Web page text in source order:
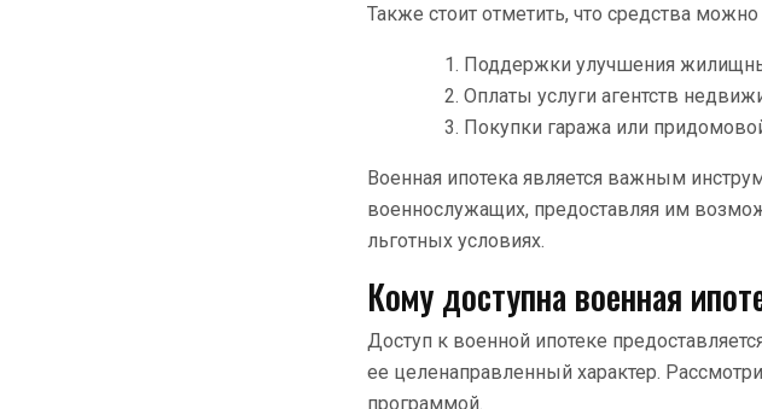
Также стоит отметить, что средства
Поддержки улучшения
Оплаты услуги агентств
Покупки гаража или
Военная ипотека является важным
военнослужащих, предоставляя им
льготных условиях.
Кому доступна военная
Доступ к военной ипотеке
ее целенаправленный характер.
программой.